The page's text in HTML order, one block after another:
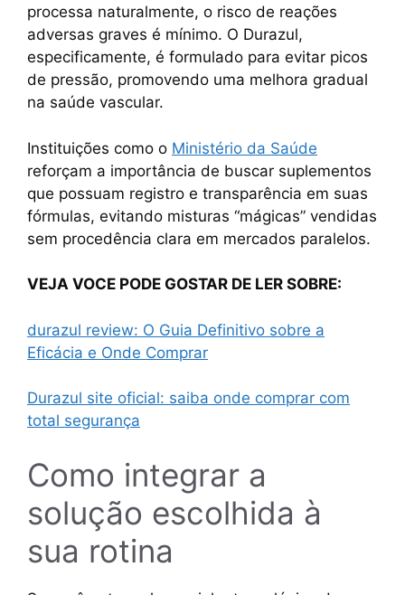
processa naturalmente, o risco de reações
adversas graves é mínimo. O Durazul,
especificamente, é formulado para evitar picos
de pressão, promovendo uma melhora gradual
na saúde vascular.
Instituições como o Ministério da Saúde
reforçam a importância de buscar suplementos
que possuam registro e transparência em suas
fórmulas, evitando misturas “mágicas” vendidas
sem procedência clara em mercados paralelos.
VEJA VOCE PODE GOSTAR DE LER SOBRE:
durazul review: O Guia Definitivo sobre a
Eficácia e Onde Comprar
Durazul site oficial: saiba onde comprar com
total segurança
Como integrar a
solução escolhida à
sua rotina